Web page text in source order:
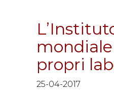
propri
25-04-2017